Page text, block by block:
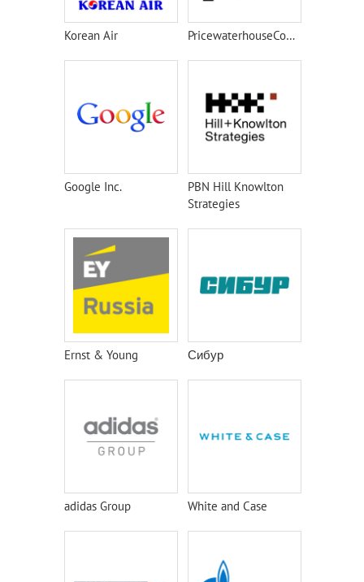
Korean Air PricewaterhouseCoopers
Google Inc.
PBN Hill Knowlton
Strategies
Ernst & Young Сибур
adidas Group White and Case